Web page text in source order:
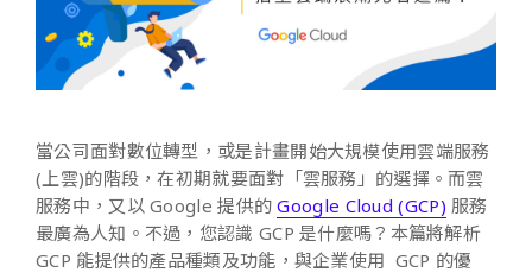
當公司面對數位轉型，或是計畫開始大規模使用雲端服務
(上雲)的階段，在初期就要面對「雲服務」的選擇。而雲
服務中，又以 Google 提供的Google Cloud (GCP) 服務
最廣為人知。不過，您認識 GCP 是什麼嗎？本篇將解析
GCP 能提供的產品種類及功能，與企業使用 GCP 的優